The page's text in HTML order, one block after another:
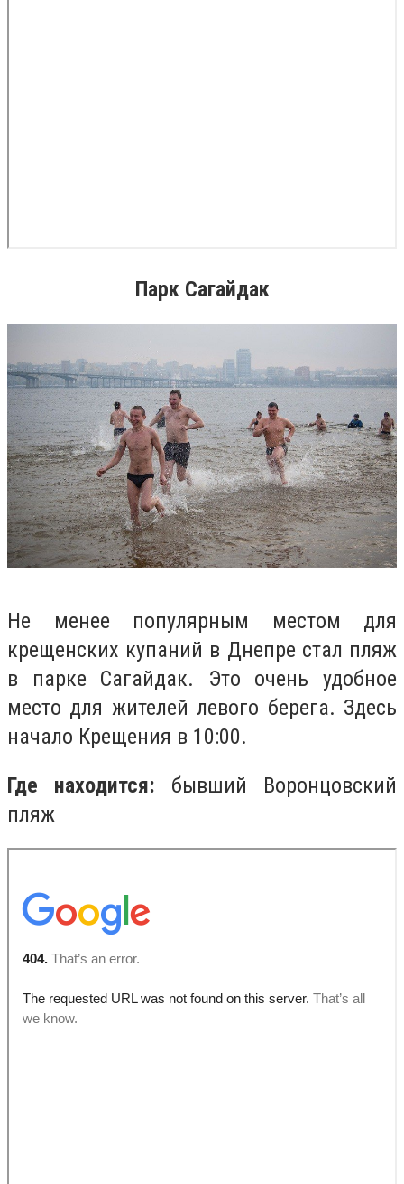
Парк Сагайдак
Не менее популярным местом для
крещенских купаний в Днепре стал пляж
в парке Сагайдак. Это очень удобное
место для жителей левого берега. Здесь
начало Крещения в 10:00.
Где находится: бывший Воронцовский
пляж